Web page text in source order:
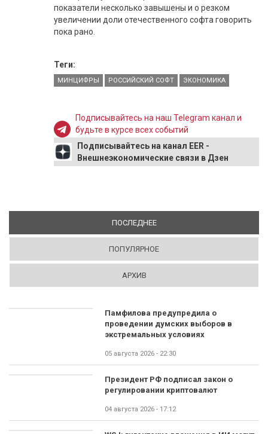
показатели несколько завышены и о резком
увеличении доли отечественного софта говорить
пока рано.
Теги:
МИНЦИФРЫ РОССИЙСКИЙ СОФТ ЭКОНОМИКА
Подписывайтесь на наш Telegram канал и
будьте в курсе всех событий
Подписывайтесь на канал EER -
Внешнеэкономические связи в Дзен
ПОСЛЕДНЕЕ(АКТИВНАЯ ВКЛАДКА)
ПОПУЛЯРНОЕ
АРХИВ
Памфилова предупредила о
проведении думских выборов в
экстремальных условиях
05 августа 2026 - 22:30
Президент РФ подписал закон о
регулировании криптовалют
04 августа 2026 - 17:12